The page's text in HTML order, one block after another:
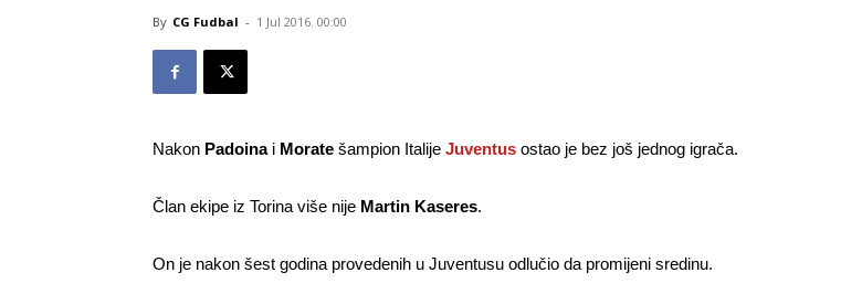
By CG Fudbal - 1 Jul 2016. 00:00
Nakon Padoinai Morate šampion Italije Juventus ostao je bez još jednog igrača.
Član ekipe iz Torina više nije Martin Kaseres.
On je nakon šest godina provedenih u Juventusu odlučio da promijeni sredinu.